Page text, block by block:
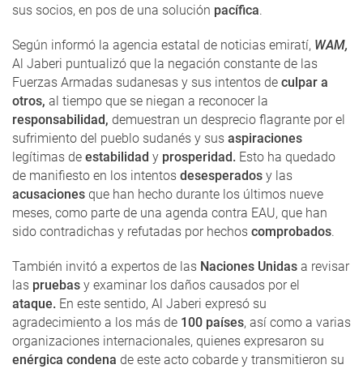
sus socios, en pos de una solución pacífica.
Según informó la agencia estatal de noticias emiratí, WAM,
Al Jaberi puntualizó que la negación constante de las
Fuerzas Armadas sudanesas y sus intentos de culpar a
otros, al tiempo que se niegan a reconocer la
responsabilidad, demuestran un desprecio flagrante por el
sufrimiento del pueblo sudanés y sus aspiraciones
legítimas de estabilidad y prosperidad. Esto ha quedado
de manifiesto en los intentos desesperados y las
acusaciones que han hecho durante los últimos nueve
meses, como parte de una agenda contra EAU, que han
sido contradichas y refutadas por hechos comprobados.
También invitó a expertos de las Naciones Unidas a revisar
las pruebas y examinar los daños causados ​​por el
ataque. En este sentido, Al Jaberi expresó su
agradecimiento a los más de 100 países, así como a varias
organizaciones internacionales, quienes expresaron su
enérgica condena de este acto cobarde y transmitieron su